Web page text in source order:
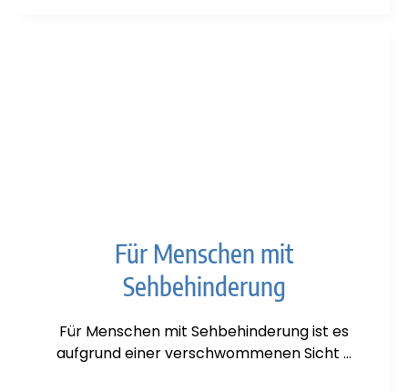
Für Menschen mit
Sehbehinderung
Für Menschen mit Sehbehinderung ist es
aufgrund einer verschwommenen Sicht …